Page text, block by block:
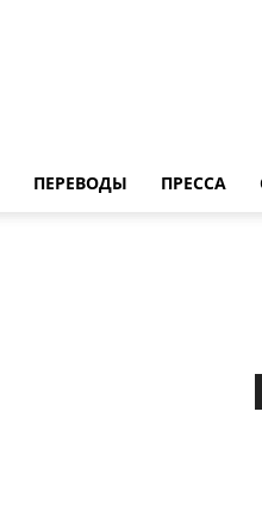
ПЕРЕВОДЫ ПРЕССА